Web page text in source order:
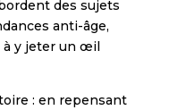
des sujets
anti-âge,
à y jeter un œil
: en repensant